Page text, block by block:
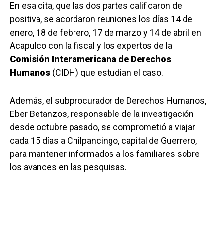
En esa cita, que las dos partes calificaron de
positiva, se acordaron reuniones los días 14 de
enero, 18 de febrero, 17 de marzo y 14 de abril en
Acapulco con la fiscal y los expertos de la
Comisión Interamericana de Derechos
Humanos (CIDH) que estudian el caso.
Además, el subprocurador de Derechos Humanos,
Eber Betanzos, responsable de la investigación
desde octubre pasado, se comprometió a viajar
cada 15 días a Chilpancingo, capital de Guerrero,
para mantener informados a los familiares sobre
los avances en las pesquisas.